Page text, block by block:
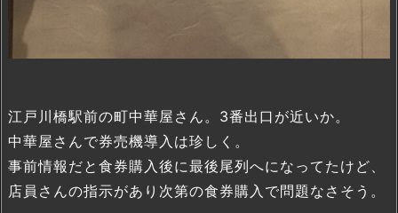
江戸川橋駅前の町中華屋さん。3番出口が近いか。
中華屋さんで券売機導入は珍しく。
事前情報だと食券購入後に最後尾列へになってたけど、
店員さんの指示があり次第の食券購入で問題なさそう。